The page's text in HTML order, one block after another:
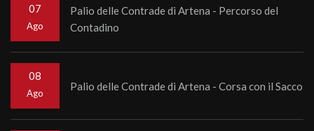
07
Ago
Palio delle Contrade di Artena - Percorso del
Contadino
08
Ago
Palio delle Contrade di Artena - Corsa con il Sacco